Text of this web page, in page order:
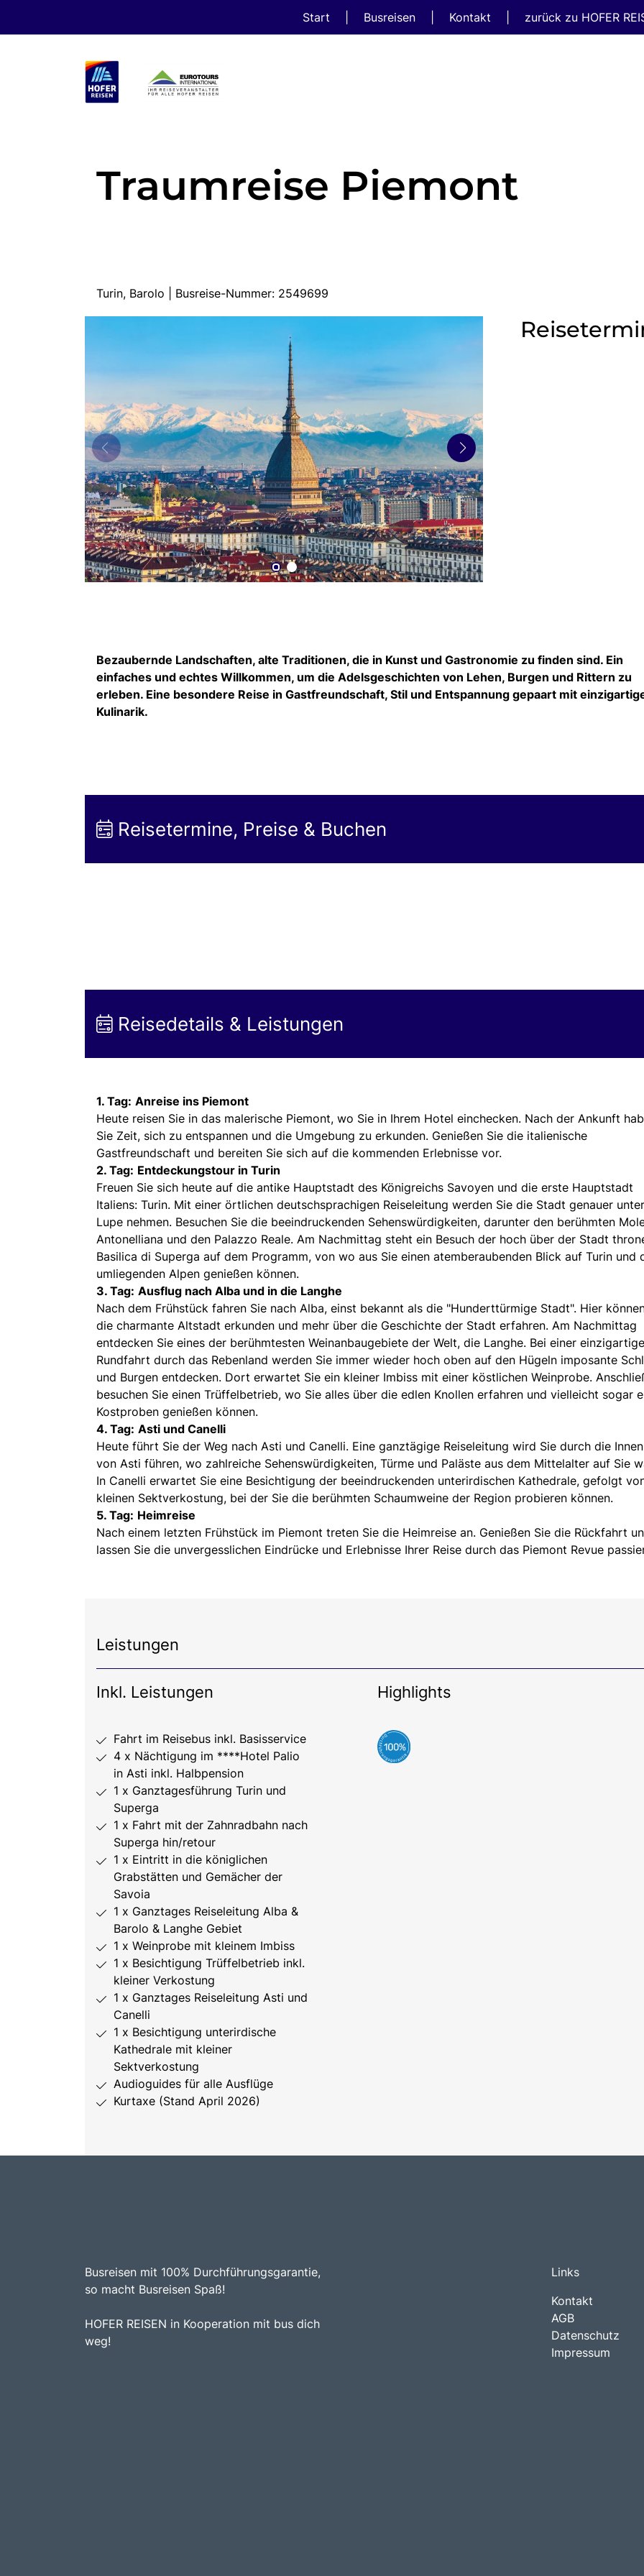
Start Busreisen Kontakt zurück zu HOFER
Traumreise Piemont
Turin, Barolo | Busreise-Nummer: 2549699
Bezaubernde Landschaften, alte Traditionen, die in Kunst und Gastronomie zu finden sind. Ein
einfaches und echtes Willkommen, um die Adelsgeschichten von Lehen, Burgen und Rittern zu
erleben. Eine besondere Reise in Gastfreundschaft, Stil und Entspannung gepaart mit
Kulinarik.
Reisetermine, Preise & Buchen
Reisedetails & Leistungen
1. Tag: Anreise ins Piemont
Heute reisen Sie in das malerische Piemont, wo Sie in Ihrem Hotel einchecken. Nach der Ankunft
Sie Zeit, sich zu entspannen und die Umgebung zu erkunden. Genießen Sie die italienische
Gastfreundschaft und bereiten Sie sich auf die kommenden Erlebnisse vor.
2. Tag: Entdeckungstour in Turin
Freuen Sie sich heute auf die antike Hauptstadt des Königreichs Savoyen und die erste Hauptstadt
Italiens: Turin. Mit einer örtlichen deutschsprachigen Reiseleitung werden Sie die Stadt genauer
Lupe nehmen. Besuchen Sie die beeindruckenden Sehenswürdigkeiten, darunter den berühmten
Antonelliana und den Palazzo Reale. Am Nachmittag steht ein Besuch der hoch über der Stadt
Basilica di Superga auf dem Programm, von wo aus Sie einen atemberaubenden Blick auf Turin und
umliegenden Alpen genießen können.
3. Tag: Ausflug nach Alba und in die Langhe
Nach dem Frühstück fahren Sie nach Alba, einst bekannt als die "Hunderttürmige Stadt". Hier
die charmante Altstadt erkunden und mehr über die Geschichte der Stadt erfahren. Am Nachmittag
entdecken Sie eines der berühmtesten Weinanbaugebiete der Welt, die Langhe. Bei einer
Rundfahrt durch das Rebenland werden Sie immer wieder hoch oben auf den Hügeln imposante
und Burgen entdecken. Dort erwartet Sie ein kleiner Imbiss mit einer köstlichen Weinprobe.
besuchen Sie einen Trüffelbetrieb, wo Sie alles über die edlen Knollen erfahren und vielleicht sogar
Kostproben genießen können.
4. Tag: Asti und Canelli
Heute führt Sie der Weg nach Asti und Canelli. Eine ganztägige Reiseleitung wird Sie durch die
von Asti führen, wo zahlreiche Sehenswürdigkeiten, Türme und Paläste aus dem Mittelalter auf Sie
In Canelli erwartet Sie eine Besichtigung der beeindruckenden unterirdischen Kathedrale, gefolgt
kleinen Sektverkostung, bei der Sie die berühmten Schaumweine der Region probieren können.
5. Tag: Heimreise
Nach einem letzten Frühstück im Piemont treten Sie die Heimreise an. Genießen Sie die Rückfahrt
lassen Sie die unvergesslichen Eindrücke und Erlebnisse Ihrer Reise durch das Piemont Revue
Leistungen
Inkl. Leistungen
Fahrt im Reisebus inkl. Basisservice
4 x Nächtigung im ****Hotel Palio
in Asti inkl. Halbpension
1 x Ganztagesführung Turin und
Superga
1 x Fahrt mit der Zahnradbahn nach
Superga hin/retour
1 x Eintritt in die königlichen
Grabstätten und Gemächer der
Savoia
1 x Ganztages Reiseleitung Alba &
Barolo & Langhe Gebiet
1 x Weinprobe mit kleinem Imbiss
1 x Besichtigung Trüffelbetrieb inkl.
kleiner Verkostung
1 x Ganztages Reiseleitung Asti und
Canelli
1 x Besichtigung unterirdische
Kathedrale mit kleiner
Sektverkostung
Audioguides für alle Ausflüge
Kurtaxe (Stand April 2026)
Highlights
Busreisen mit 100% Durchführungsgarantie,
so macht Busreisen Spaß!
HOFER REISEN in Kooperation mit bus dich
weg!
Links
Kontakt
AGB
Datenschutz
Impressum